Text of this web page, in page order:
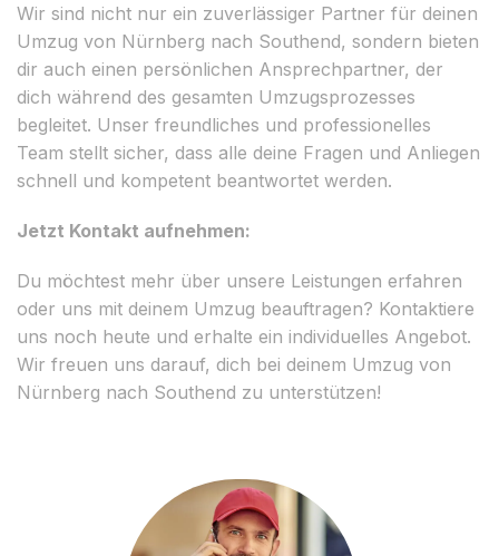
Wir sind nicht nur ein zuverlässiger Partner für deinen
Umzug von Nürnberg nach Southend, sondern bieten
dir auch einen persönlichen Ansprechpartner, der
dich während des gesamten Umzugsprozesses
begleitet. Unser freundliches und professionelles
Team stellt sicher, dass alle deine Fragen und Anliegen
schnell und kompetent beantwortet werden.
Jetzt Kontakt aufnehmen:
Du möchtest mehr über unsere Leistungen erfahren
oder uns mit deinem Umzug beauftragen? Kontaktiere
uns noch heute und erhalte ein individuelles Angebot.
Wir freuen uns darauf, dich bei deinem Umzug von
Nürnberg nach Southend zu unterstützen!